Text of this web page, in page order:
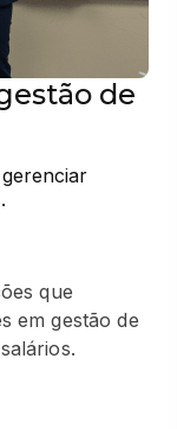
de
que
em gestão de